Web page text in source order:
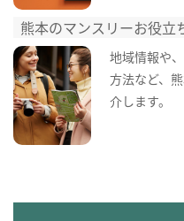
熊本のマンスリーお役立
地域情報や
方法など、
介します。